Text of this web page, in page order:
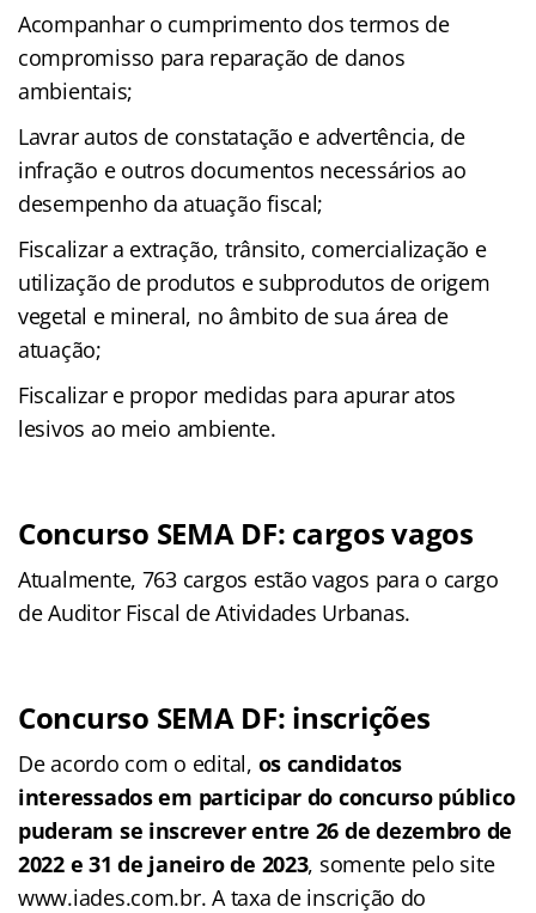
Acompanhar o cumprimento dos termos de
compromisso para reparação de danos
ambientais;
Lavrar autos de constatação e advertência, de
infração e outros documentos necessários ao
desempenho da atuação fiscal;
Fiscalizar a extração, trânsito, comercialização e
utilização de produtos e subprodutos de origem
vegetal e mineral, no âmbito de sua área de
atuação;
Fiscalizar e propor medidas para apurar atos
lesivos ao meio ambiente.
Concurso SEMA DF: cargos vagos
Atualmente, 763 cargos estão vagos para o cargo
de Auditor Fiscal de Atividades Urbanas.
Concurso SEMA DF: inscrições
De acordo com o edital, os candidatos
interessados em participar do concurso público
puderam se inscrever entre 26 de dezembro de
2022 e 31 de janeiro de 2023, somente pelo site
www.iades.com.br. A taxa de inscrição do